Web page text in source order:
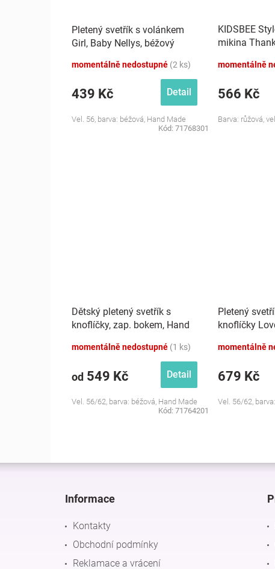
Pletený svetřík s volánkem
Girl, Baby Nellys, béžový
momentálně nedostupné (2 ks)
439 Kč Detail
Vel. 56, barva: béžová, Hand Made
Kód: 71768301
KIDSBEE
mikina
momentálně
566 Kč
Barva: růžová,
Dětský pletený svetřík s
knoflíčky, zap. bokem, Hand
momentálně nedostupné (1 ks)
od 549 Kč Detail
Vel. 56/62, barva: béžová, Hand Made
Kód: 71764201
Pletený
knoflíčky
momentálně
679 Kč
Vel. 56/62,
Informace
Kontakty
Obchodní podmínky
Reklamace a vrácení